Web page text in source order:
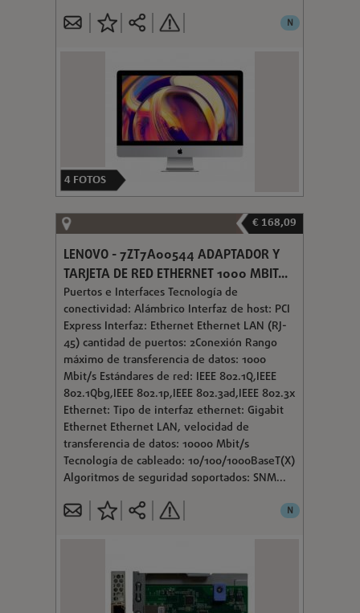
N
4 FOTOS
€ 168,09
LENOVO - 7ZT7A00544 ADAPTADOR Y
TARJETA DE RED ETHERNET 1000 MBIT...
Puertos e Interfaces Tecnología de
conectividad: Alámbrico Interfaz de host: PCI
Express Interfaz: Ethernet Ethernet LAN (RJ-
45) cantidad de puertos: 2Conexión Rango
máximo de transferencia de datos: 1000
Mbit/s Estándares de red: IEEE 802.1Q,IEEE
802.1Qbg,IEEE 802.1p,IEEE 802.3ad,IEEE 802.3x
Ethernet: Tipo de interfaz ethernet: Gigabit
Ethernet Ethernet LAN, velocidad de
transferencia de datos: 10000 Mbit/s
Tecnología de cableado: 10/100/1000BaseT(X)
Algoritmos de seguridad soportados: SNM...
N